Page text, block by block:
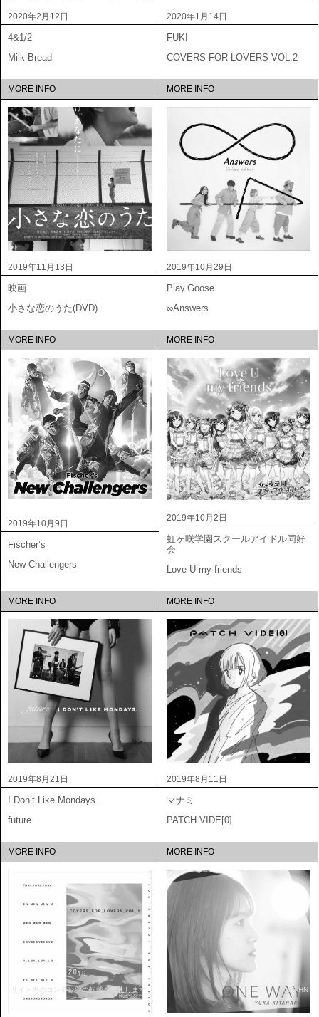
2020年2月12日
4&1/2
Milk Bread
MORE INFO
2020年1月14日
FUKI
COVERS FOR LOVERS VOL.2
MORE INFO
2019年11月13日
映画
小さな恋のうた(DVD)
MORE INFO
2019年10月29日
Play.Goose
∞Answers
MORE INFO
2019年10月9日
Fischer’s
New Challengers
MORE INFO
2019年10月2日
虹ヶ咲学園スクールアイドル同好
会
Love U my friends
MORE INFO
2019年8月21日
I Don’t Like Mondays.
future
MORE INFO
2019年8月11日
マナミ
PATCH VIDE[0]
MORE INFO
サイト内のコンテンツの転載を禁止します 2020 HN